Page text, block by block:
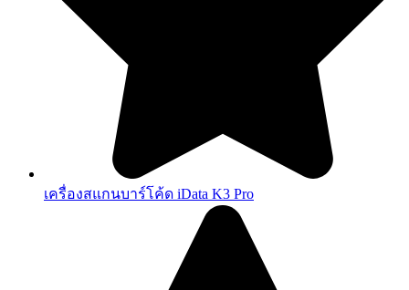
เครื่องสแกนบาร์โค้ด iData K3 Pro